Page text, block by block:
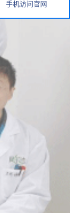
手机访问官网